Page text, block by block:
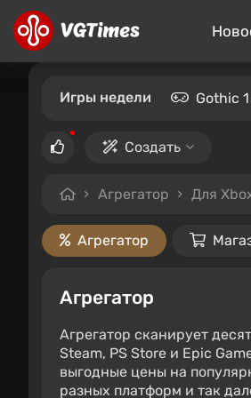
Игры недели Gothic
Создать
Агрегатор Для
Агрегатор
Агрегатор
Агрегатор сканирует
Steam, PS Store и Epic
выгодные цены на
разных платформ и так